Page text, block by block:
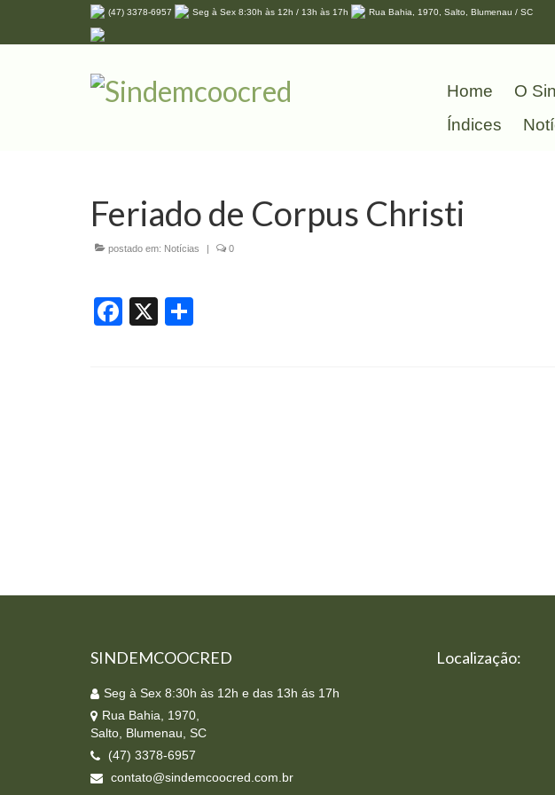
(47) 3378-6957 Seg à Sex 8:30h às 12h / 13h às 17h Rua Bahia, 1970, Salto, Blumenau / SC
Home O
Índices
Feriado de Corpus Christi
postado em: Notícias | 0
Facebook
X
SINDEMCOOCRED
Seg à Sex 8:30h às 12h e das 13h ás 17h
Rua Bahia, 1970,
Salto, Blumenau, SC
(47) 3378-6957
contato@sindemcoocred.com.br
Localização: